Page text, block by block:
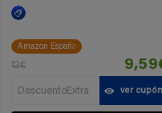
Amazon España
12€
DescuentoExtra ver cupón